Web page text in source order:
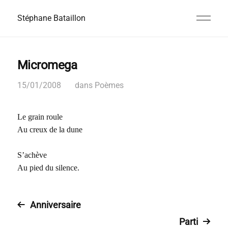
Stéphane Bataillon
Micromega
15/01/2008 dans Poèmes
Le grain roule
Au creux de la dune
S’achève
Au pied du silence.
Anniversaire
Parti